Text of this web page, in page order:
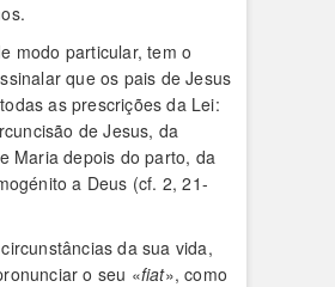
modo particular, tem o
que os pais de Jesus
as prescrições da Lei:
de Jesus, da
Maria depois do parto, da
a Deus (cf. 2, 21-
da sua vida,
o seu «fiat», como